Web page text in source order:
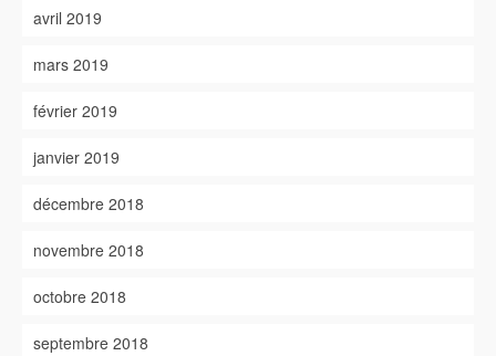
avril 2019
mars 2019
février 2019
janvier 2019
décembre 2018
novembre 2018
octobre 2018
septembre 2018